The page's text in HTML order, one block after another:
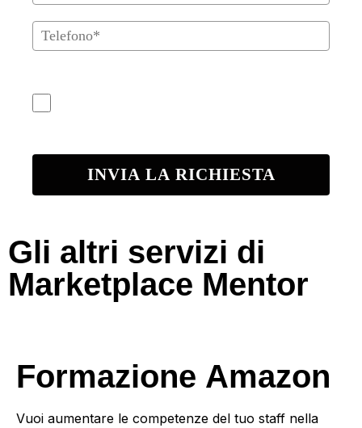
INVIA LA RICHIESTA
Gli altri servizi di
Marketplace Mentor
Formazione Amazon
Vuoi aumentare le competenze del tuo staff nella